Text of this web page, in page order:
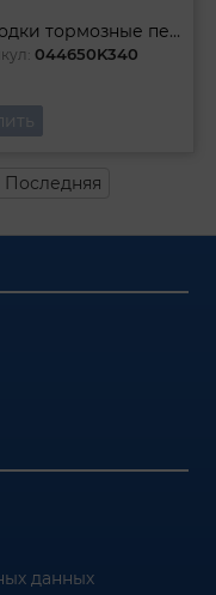
Колодки тормозные передние (к-т)
044650K340
Последняя
данных